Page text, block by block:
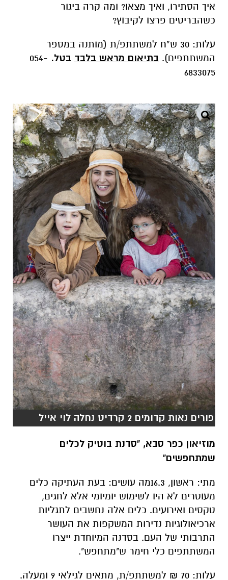
איך הסתירו, ואיך מצאו? ומה קרה ביגור
כשהבריטים פרצו לקיבוץ?
עלות: 30 ש”ח למשתתפ/ת (מותנה במספר
המשתתפים). בתיאום מראש בלבד בטל. 054-
6833075
פורים נאות קדומים 2 קרדיט נחלה לוי אייל
מוזיאון כפר סבא, "סדנת בוטיק לכלים
שמתחפשים"
מתי: ראשון, 16.3מה עושים: בעת העתיקה כלים
מעוטרים לא היו לשימוש יומיומי אלא לחגים,
טקסים ואירועים. כלים אלה נחשבים לתגליות
ארכיאולוגיות נדירות המשקפות את העושר
התרבותי של העם. בסדנה המיוחדת ייצרו
המשתתפים כלי חימר ש"מתחפש".
עלות: 70 ₪ למשתתפ/ת, מתאים לגילאי 9 ומעלה.